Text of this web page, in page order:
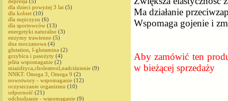
dla dzieci powyżej 3 lat (5)
dla kobiet (10)
dla mężczyzn (6)
dla sportowców (13)
energetyki naturalne (3)
enzymy trawienne (5)
dna moczanowa (4)
glutation, l-glutamina (2)
grzybica i pasożyty (4)
jelita wspomaganie (2)
miażdżyca,cholesterol,nadciśnienie (9)
NNKT: Omega 3, Omega 9 (2)
nowotwory - wspomaganie (12)
oczyszczanie organizmu (10)
odporność (21)
odchudzanie - wspomaganie (9)
Ma ​​działanie
Wspomaga gojenie i
Aby zamówić ten
w bieżącej sprzedaży